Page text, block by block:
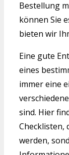
Bestellung
können Sie
bieten wir
Eine gute
eines
immer eine
sind. Hier
Checklisten,
werden,